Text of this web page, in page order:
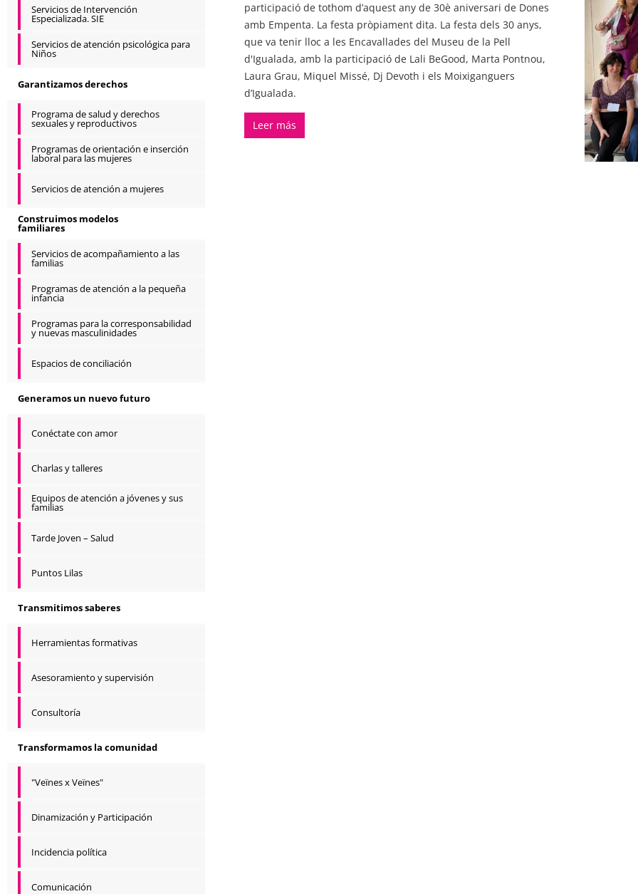
Servicios de Intervención
Especializada. SIE
Servicios de atención psicológica para
Niños
Garantizamos derechos
Programa de salud y derechos
sexuales y reproductivos
Programas de orientación e inserción
laboral para las mujeres
Servicios de atención a mujeres
Construimos modelos
familiares
Servicios de acompañamiento a las
familias
Programas de atención a la pequeña
infancia
Programas para la corresponsabilidad
y nuevas masculinidades
Espacios de conciliación
Generamos un nuevo futuro
Conéctate con amor
Charlas y talleres
Equipos de atención a jóvenes y sus
familias
Tarde Joven – Salud
Puntos Lilas
Transmitimos saberes
Herramientas formativas
Asesoramiento y supervisión
Consultoría
Transformamos la comunidad
"Veïnes x Veïnes"
Dinamización y Participación
Incidencia política
Comunicación
participació de tothom d’aquest any de 30è aniversari de Dones
amb Empenta. La festa pròpiament dita. La festa dels 30 anys,
que va tenir lloc a les Encavallades del Museu de la Pell
d'Igualada, amb la participació de Lali BeGood, Marta Pontnou,
Laura Grau, Miquel Missé, Dj Devoth i els Moixiganguers
d’Igualada.
Leer más